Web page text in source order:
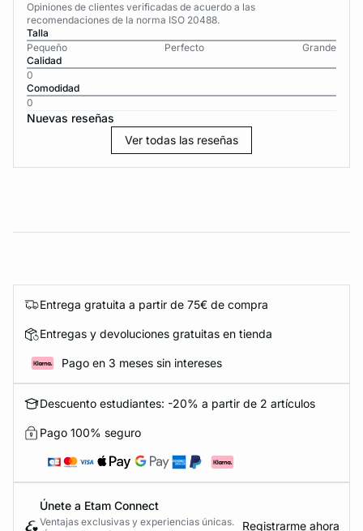
Opiniones de clientes verificadas de acuerdo a las
recomendaciones de la norma ISO 20488.
Talla
Pequeño
Perfecto
Grande
Calidad
0
Comodidad
0
Nuevas reseñas
Ver todas las reseñas
Entrega gratuita a partir de 75€ de compra
Entregas y devoluciones gratuitas en tienda
Pago en 3 meses sin intereses
Descuento estudiantes: -20% a partir de 2 artículos
Pago 100% seguro
Únete a Etam Connect
Ventajas exclusivas y experiencias únicas.
Registrarme ahora